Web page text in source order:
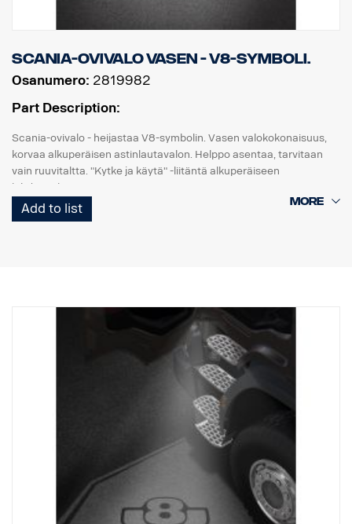
Scania-ovivalo vasen - V8-symboli.
Osanumero: 2819982
Part Description:
Scania-ovivalo - heijastaa V8-symbolin. Vasen valokokonaisuus,
korvaa alkuperäisen astinlautavalon. Helppo asentaa, tarvitaan
vain ruuvitaltta. "Kytke ja käytä" -liitäntä alkuperäiseen
johdinsarjaan.
Huomaa. Sopii vain kuorma-autoihin, joissa on tehdasasenteiset
Add to list